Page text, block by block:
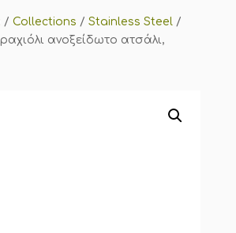
/ Collections / Stainless Steel /
ανοξείδωτο ατσάλι,